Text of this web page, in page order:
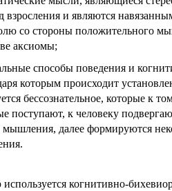
взросления и являются
со стороны положительного
аксиомы;
способы поведения и
которым происходит
бессознательное, которые к
поступают, к человеку
далее формируются
когнитивно-
на
на обработку